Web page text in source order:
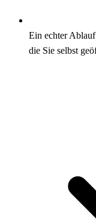
Ein echter
die Sie selbst